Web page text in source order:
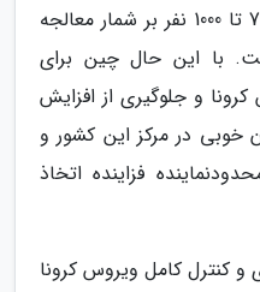
در سه روز گذشته روزانه بین 700 تا 1000 نفر بر شمار معالجه
با این حال چین برای
و جلوگیری از افزایش
خوبی در مرکز این کشور و
فزاینده اتخاذ
کنترل کامل ویروس کرونا